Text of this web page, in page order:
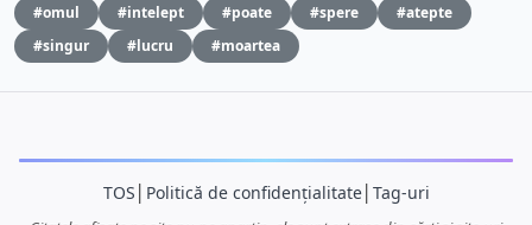
#omul #intelept #poate #spere
#atepte
#singur
#lucru #moartea
TOS Politică de confidențialitate│ Tag-uri